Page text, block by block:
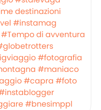
destinazioni
#instamag
#Tempo di avventura
#fotografia
#maniaco
#capra #foto
#bnesimppl